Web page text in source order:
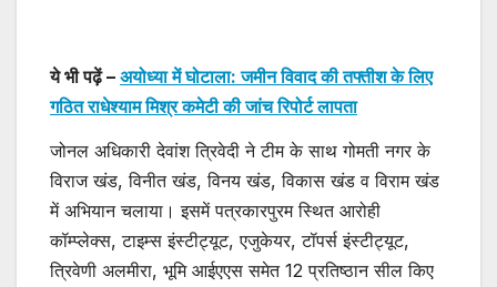
ये भी पढ़ें – अयोध्या में घोटाला: जमीन विवाद की तफ्तीश के लिए
गठित राधेश्याम मिश्र कमेटी की जांच रिपोर्ट लापता
जोनल अधिकारी देवांश त्रिवेदी ने टीम के साथ गोमती नगर के
विराज खंड, विनीत खंड, विनय खंड, विकास खंड व विराम खंड
में अभियान चलाया। इसमें पत्रकारपुरम स्थित आरोही
कॉम्प्लेक्स, टाइम्स इंस्टीट्यूट, एजुकेयर, टॉपर्स इंस्टीट्यूट,
त्रिवेणी अलमीरा, भूमि आईएएस समेत 12 प्रतिष्ठान सील किए